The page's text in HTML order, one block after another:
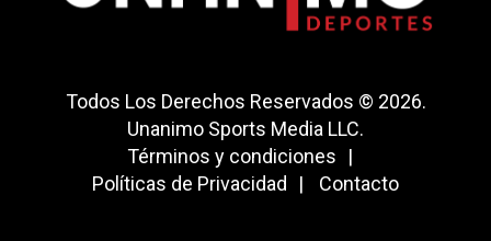
Todos Los Derechos Reservados © 2026.
Unanimo Sports Media LLC.
Términos y condiciones
Políticas de Privacidad
Contacto